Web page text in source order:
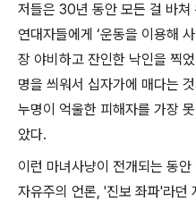
저들은 30년 동안 모든 걸 바쳐
연대자들에게 ‘운동을 이용해
장 야비하고 잔인한 낙인을 찍
명을 씌워서 십자가에 매다는
누명이 억울한 피해자를 가장
았다.
이런 마녀사냥이 전개되는 동
자유주의 언론, '진보 좌파'라던